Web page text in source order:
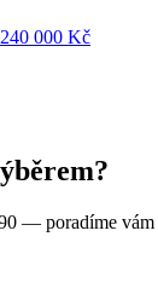
240 000 Kč
— poradíme vám